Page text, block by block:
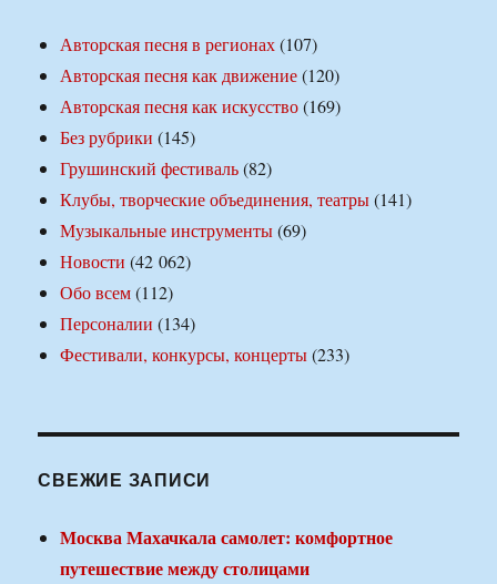
Авторская песня в регионах(107)
Авторская песня как движение(120)
Авторская песня как искусство(169)
Без рубрики (145)
Грушинский фестиваль(82)
Клубы, творческие объединения, театры(141)
Музыкальные инструменты(69)
Новости (42 062)
Обо всем(112)
Персоналии (134)
Фестивали, конкурсы, концерты(233)
СВЕЖИЕ ЗАПИСИ
Москва Махачкала самолет: комфортное
путешествие между столицами